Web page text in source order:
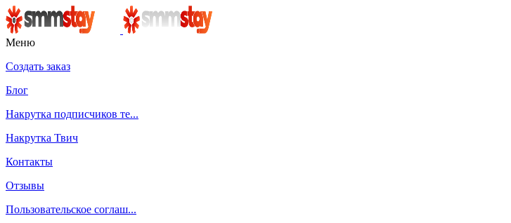
Меню
Создать заказ
Блог
Накрутка подписчиков те...
Накрутка Твич
Контакты
Отзывы
Пользовательское соглаш...